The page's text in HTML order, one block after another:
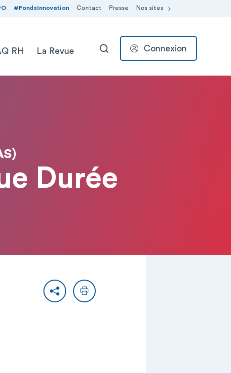
#FondsInnovation Contact Presse Nos sites
RH La Revue RECHERCHER
Connexion
Durée
PartagerImprimer